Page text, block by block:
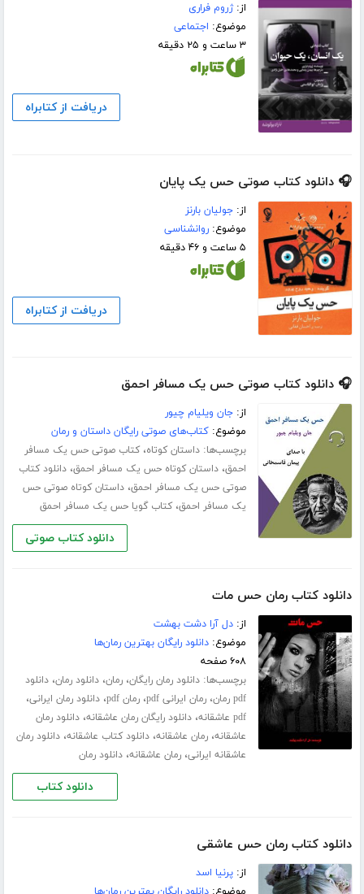
از:ژروم فراری
موضوع: اجتماعی
۳ ساعت و ۲۵ دقیقه
دریافت از کتابراه
🎧 دانلود کتاب صوتی حس یک پایان
از:جولیان بارنز
موضوع:روانشناسی
۵ ساعت و ۴۶ دقیقه
دریافت از کتابراه
🎧 دانلود کتاب صوتی حس یک مسافر احمق
از:جان ویلیام چیور
موضوع:کتاب‌های صوتی رایگان داستان و رمان
برچسب‌ها:داستان کوتاه،کتاب صوتی حس یک مسافر
احمق،داستان کوتاه حس یک مسافر احمق،دانلود کتاب
صوتی حس یک مسافر احمق،داستان کوتاه صوتی حس
یک مسافر احمق،کتاب گویا حس یک مسافر احمق
دانلود کتاب صوتی
دانلود کتاب رمان حس مات
از:دل آرا دشت بهشت
موضوع:دانلود رایگان بهترین رمان‌ها
۶۰۸ صفحه
برچسب‌ها:دانلود رمان رایگان،رمان،دانلود رمان،دانلود
pdf رمان
،رمان ایرانی pdf ،رمان pdf ،دانلود رمان ایرانی،
pdf عاشقانه ،دانلود رایگان رمان عاشقانه،دانلود رمان
عاشقانه،رمان عاشقانه،دانلود کتاب عاشقانه،دانلود رمان
عاشقانه ایرانی،رمان عاشقانه،دانلود رمان
دانلود کتاب
دانلود کتاب رمان حس عاشقی
از:پرنیا اسد